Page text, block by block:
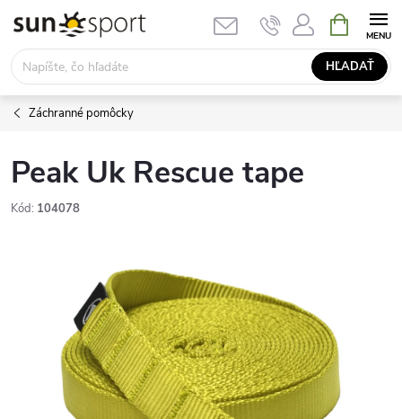
obsah
HĽADAŤ
KOŠÍK
Záchranné pomôcky
Peak Uk Rescue tape
Kód: 104078